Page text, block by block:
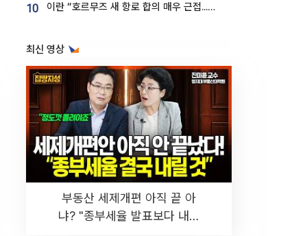
10 이란 “호르무즈 새 항로 합의 매우 근접...미국 배상 먼저”
최신 영상
부동산 세제개편 아직 끝 아
냐? "종부세율 발표보다 내릴